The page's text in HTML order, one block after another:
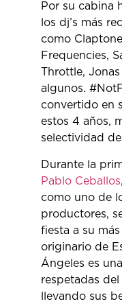
Por su cabina
los dj’s más
como
Frequencies,
Throttle,
algunos.
convertido en
estos 4 años,
selectividad
Durante la
Pablo Ceballos
como uno de
productores,
fiesta a su
originario de
Ángeles es
respetadas
llevando sus